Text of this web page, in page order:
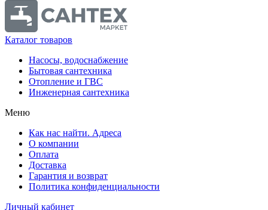
Каталог товаров
Насосы, водоснабжение
Бытовая сантехника
Отопление и ГВС
Инженерная сантехника
Меню
Как нас найти. Адреса
О компании
Оплата
Доставка
Гарантия и возврат
Политика конфиденциальности
Личный кабинет